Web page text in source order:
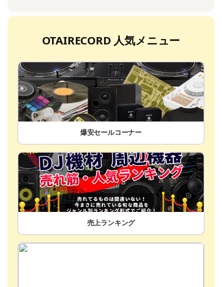
OTAIRECORD 人気メニュー
爆安セールコーナー
売上ランキング